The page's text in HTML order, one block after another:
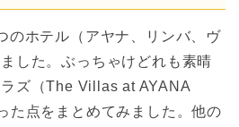
のホテル（アヤナ、リンバ、ヴ
した。ぶっちゃけどれも素晴
ズ（The Villas at AYANA
た点をまとめてみました。他の